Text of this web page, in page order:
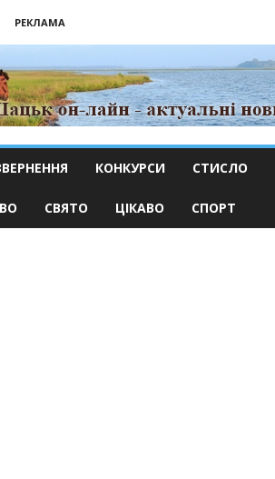
РЕКЛАМА
КОНКУРСИ СТИСЛО
СВЯТО ЦІКАВО СПОРТ